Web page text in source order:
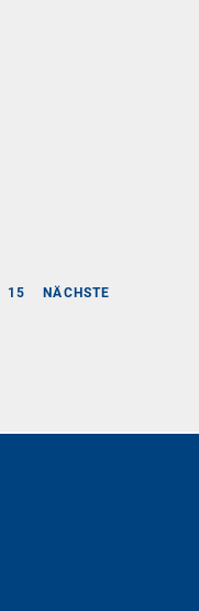
15 NÄCHSTE